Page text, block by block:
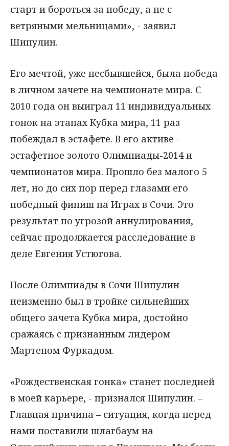
старт и бороться за победу, а не с
ветряными мельницами», - заявил
Шипулин.
Его мечтой, уже несбывшейся, была победа
в личном зачете на чемпионате мира. С
2010 года он выиграл 11 индивидуальных
гонок на этапах Кубка мира, 11 раз
побеждал в эстафете. В его активе -
эстафетное золото Олимпиады-2014 и
чемпионатов мира. Прошло без малого 5
лет, но до сих пор перед глазами его
победный финиш на Играх в Сочи. Это
результат по угрозой аннулирования,
сейчас продолжается расследование в
деле Евгения Устюгова.
После Олимпиады в Сочи Шипулин
неизменно был в тройке сильнейших
общего зачета Кубка мира, достойно
сражаясь с признанным лидером
Мартеном Фуркадом.
«Рождественская гонка» станет последней
в моей карьере, - признался Шипулин. –
Главная причина – ситуация, когда перед
нами поставили шлагбаум на